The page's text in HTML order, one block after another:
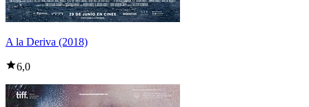
A la Deriva (2018)
6,0